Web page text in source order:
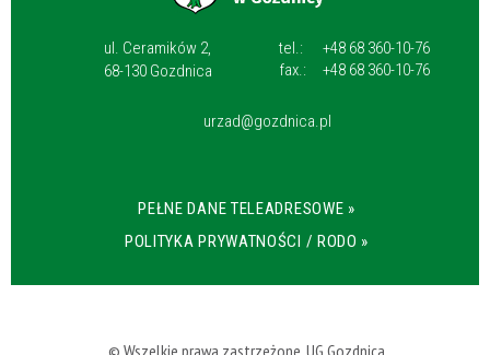
ul. Ceramików 2,
68-130 Gozdnica
tel.:
+48 68 360-10-76
fax.:
+48 68 360-10-76
urzad@gozdnica.pl
PEŁNE DANE TELEADRESOWE »
POLITYKA PRYWATNOŚCI / RODO »